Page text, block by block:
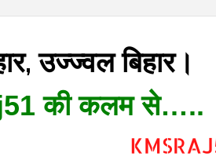
उज्ज्वल बिहार।
की कलम से…..